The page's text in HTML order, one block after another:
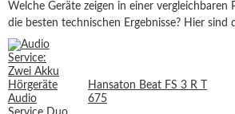
Welche Geräte zeigen in einer vergleichbaren
die besten technischen Ergebnisse? Hier sind
Hansaton Beat FS 3 R T
675